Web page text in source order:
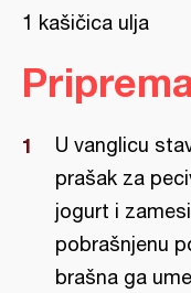
1 kašičica ulja
U vanglicu
prašak za
jogurt i
pobrašnjenu
brašna ga